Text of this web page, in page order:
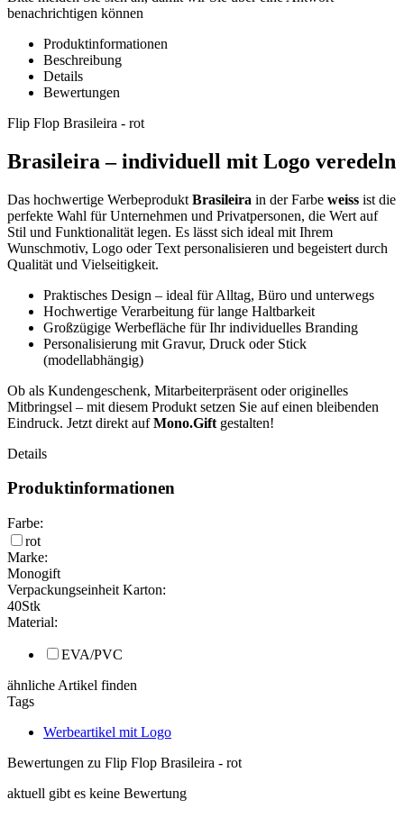
benachrichtigen können
Produktinformationen
Beschreibung
Details
Bewertungen
Flip Flop Brasileira - rot
Brasileira – individuell mit Logo veredeln
Das hochwertige Werbeprodukt Brasileira in der Farbe weiss ist die
perfekte Wahl für Unternehmen und Privatpersonen, die Wert auf
Stil und Funktionalität legen. Es lässt sich ideal mit Ihrem
Wunschmotiv, Logo oder Text personalisieren und begeistert durch
Qualität und Vielseitigkeit.
Praktisches Design – ideal für Alltag, Büro und unterwegs
Hochwertige Verarbeitung für lange Haltbarkeit
Großzügige Werbefläche für Ihr individuelles Branding
Personalisierung mit Gravur, Druck oder Stick
(modellabhängig)
Ob als Kundengeschenk, Mitarbeiterpräsent oder originelles
Mitbringsel – mit diesem Produkt setzen Sie auf einen bleibenden
Eindruck. Jetzt direkt aufMono.Gift gestalten!
Details
Produktinformationen
Farbe:
rot
Marke:
Monogift
Verpackungseinheit Karton:
40Stk
Material:
EVA/PVC
ähnliche Artikel finden
Tags
Werbeartikel mit Logo
Bewertungen zu Flip Flop Brasileira - rot
aktuell gibt es keine Bewertung